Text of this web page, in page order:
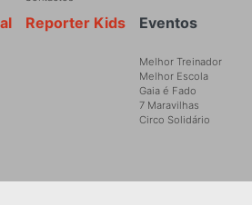
Eventos
Melhor Treinador
Melhor Escola
Gaia é Fado
7 Maravilhas
Circo Solidário
Reporter Kids